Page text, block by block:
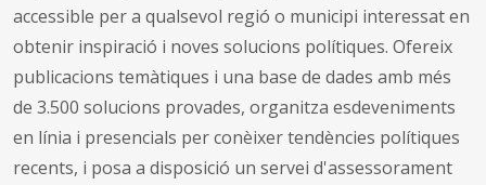
accessible per a qualsevol regió o municipi interessat en
obtenir inspiració i noves solucions polítiques. Ofereix
publicacions temàtiques i una base de dades amb més
de 3.500 solucions provades, organitza esdeveniments
en línia i presencials per conèixer tendències polítiques
recents, i posa a disposició un servei d'assessorament